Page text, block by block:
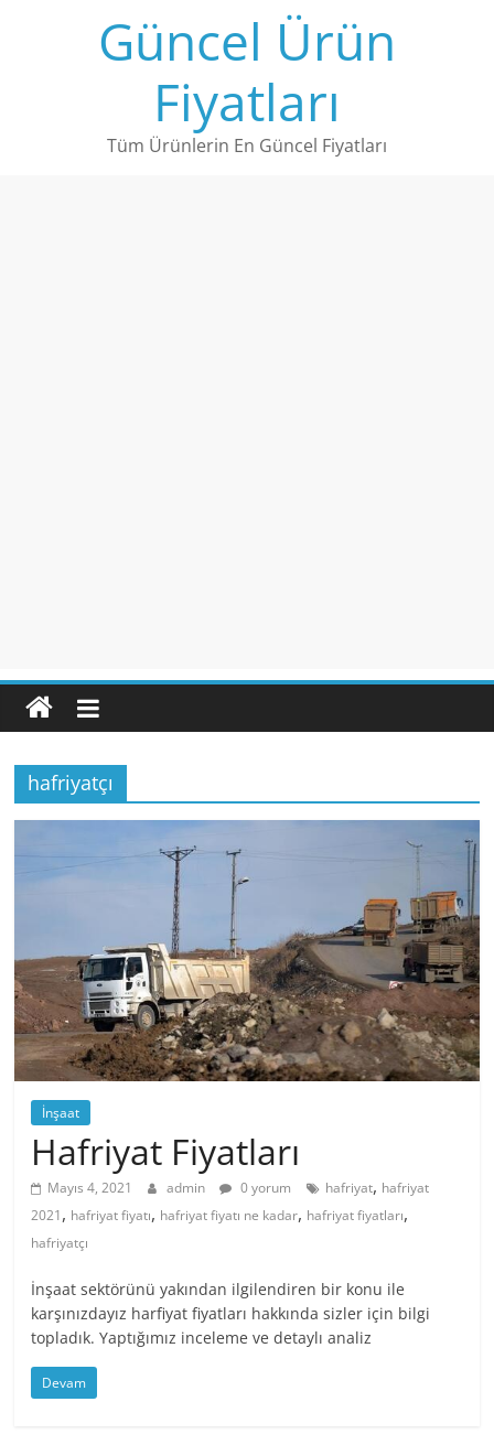
Güncel Ürün
Fiyatları
Tüm Ürünlerin En Güncel Fiyatları
hafriyatçı
İnşaat
Hafriyat Fiyatları
Mayıs 4, 2021 admin 0 yorum hafriyat, hafriyat
2021, hafriyat fiyatı, hafriyat fiyatı ne kadar, hafriyat fiyatları,
hafriyatçı
İnşaat sektörünü yakından ilgilendiren bir konu ile
karşınızdayız harfiyat fiyatları hakkında sizler için bilgi
topladık. Yaptığımız inceleme ve detaylı analiz
Devam